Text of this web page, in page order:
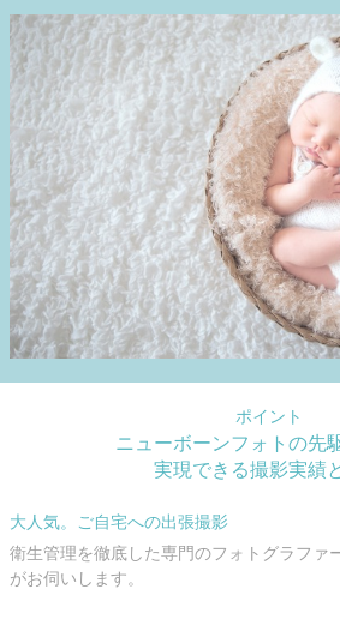
ポイント
ニューボーンフォトの先
実現できる撮影実績
大人気。ご自宅への出張撮影
衛生管理を徹底した専門のフォトグラファ
がお伺いします。